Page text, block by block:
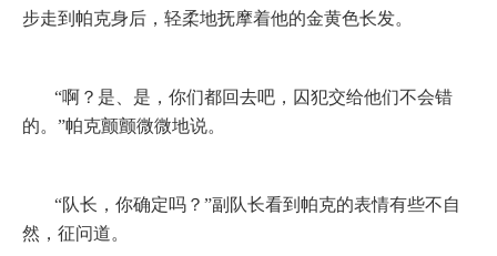
步走到帕克身后，轻柔地抚摩着他的金黄色长发。
“啊？是、是，你们都回去吧，囚犯交给他们不会错
的。”帕克颤颤微微地说。
“队长，你确定吗？”副队长看到帕克的表情有些不自
然，征问道。